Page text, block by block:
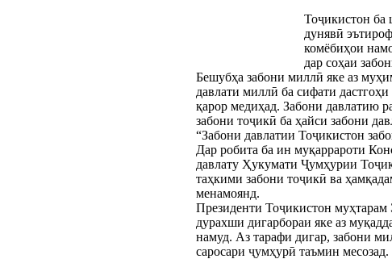
Тоҷикистон ба
дунявӣ
комёбиҳои
дар соҳаи
Бешубҳа забони миллӣ яке аз
давлати миллӣ ба сифати
қарор медиҳад. Забони давлатию
забони тоҷикӣ ба ҳайси забони
“Забони давлатии Тоҷикистон
Дар робита ба ин муқаррароти
давлату Ҳукумати Ҷумҳурии
таҳкими забони тоҷикӣ ва
менамоянд.
Президенти Тоҷикистон
дурахши дигарбораи яке аз
намуд. Аз тарафи дигар, забони
саросари ҷумҳурӣ таъмин месозад.